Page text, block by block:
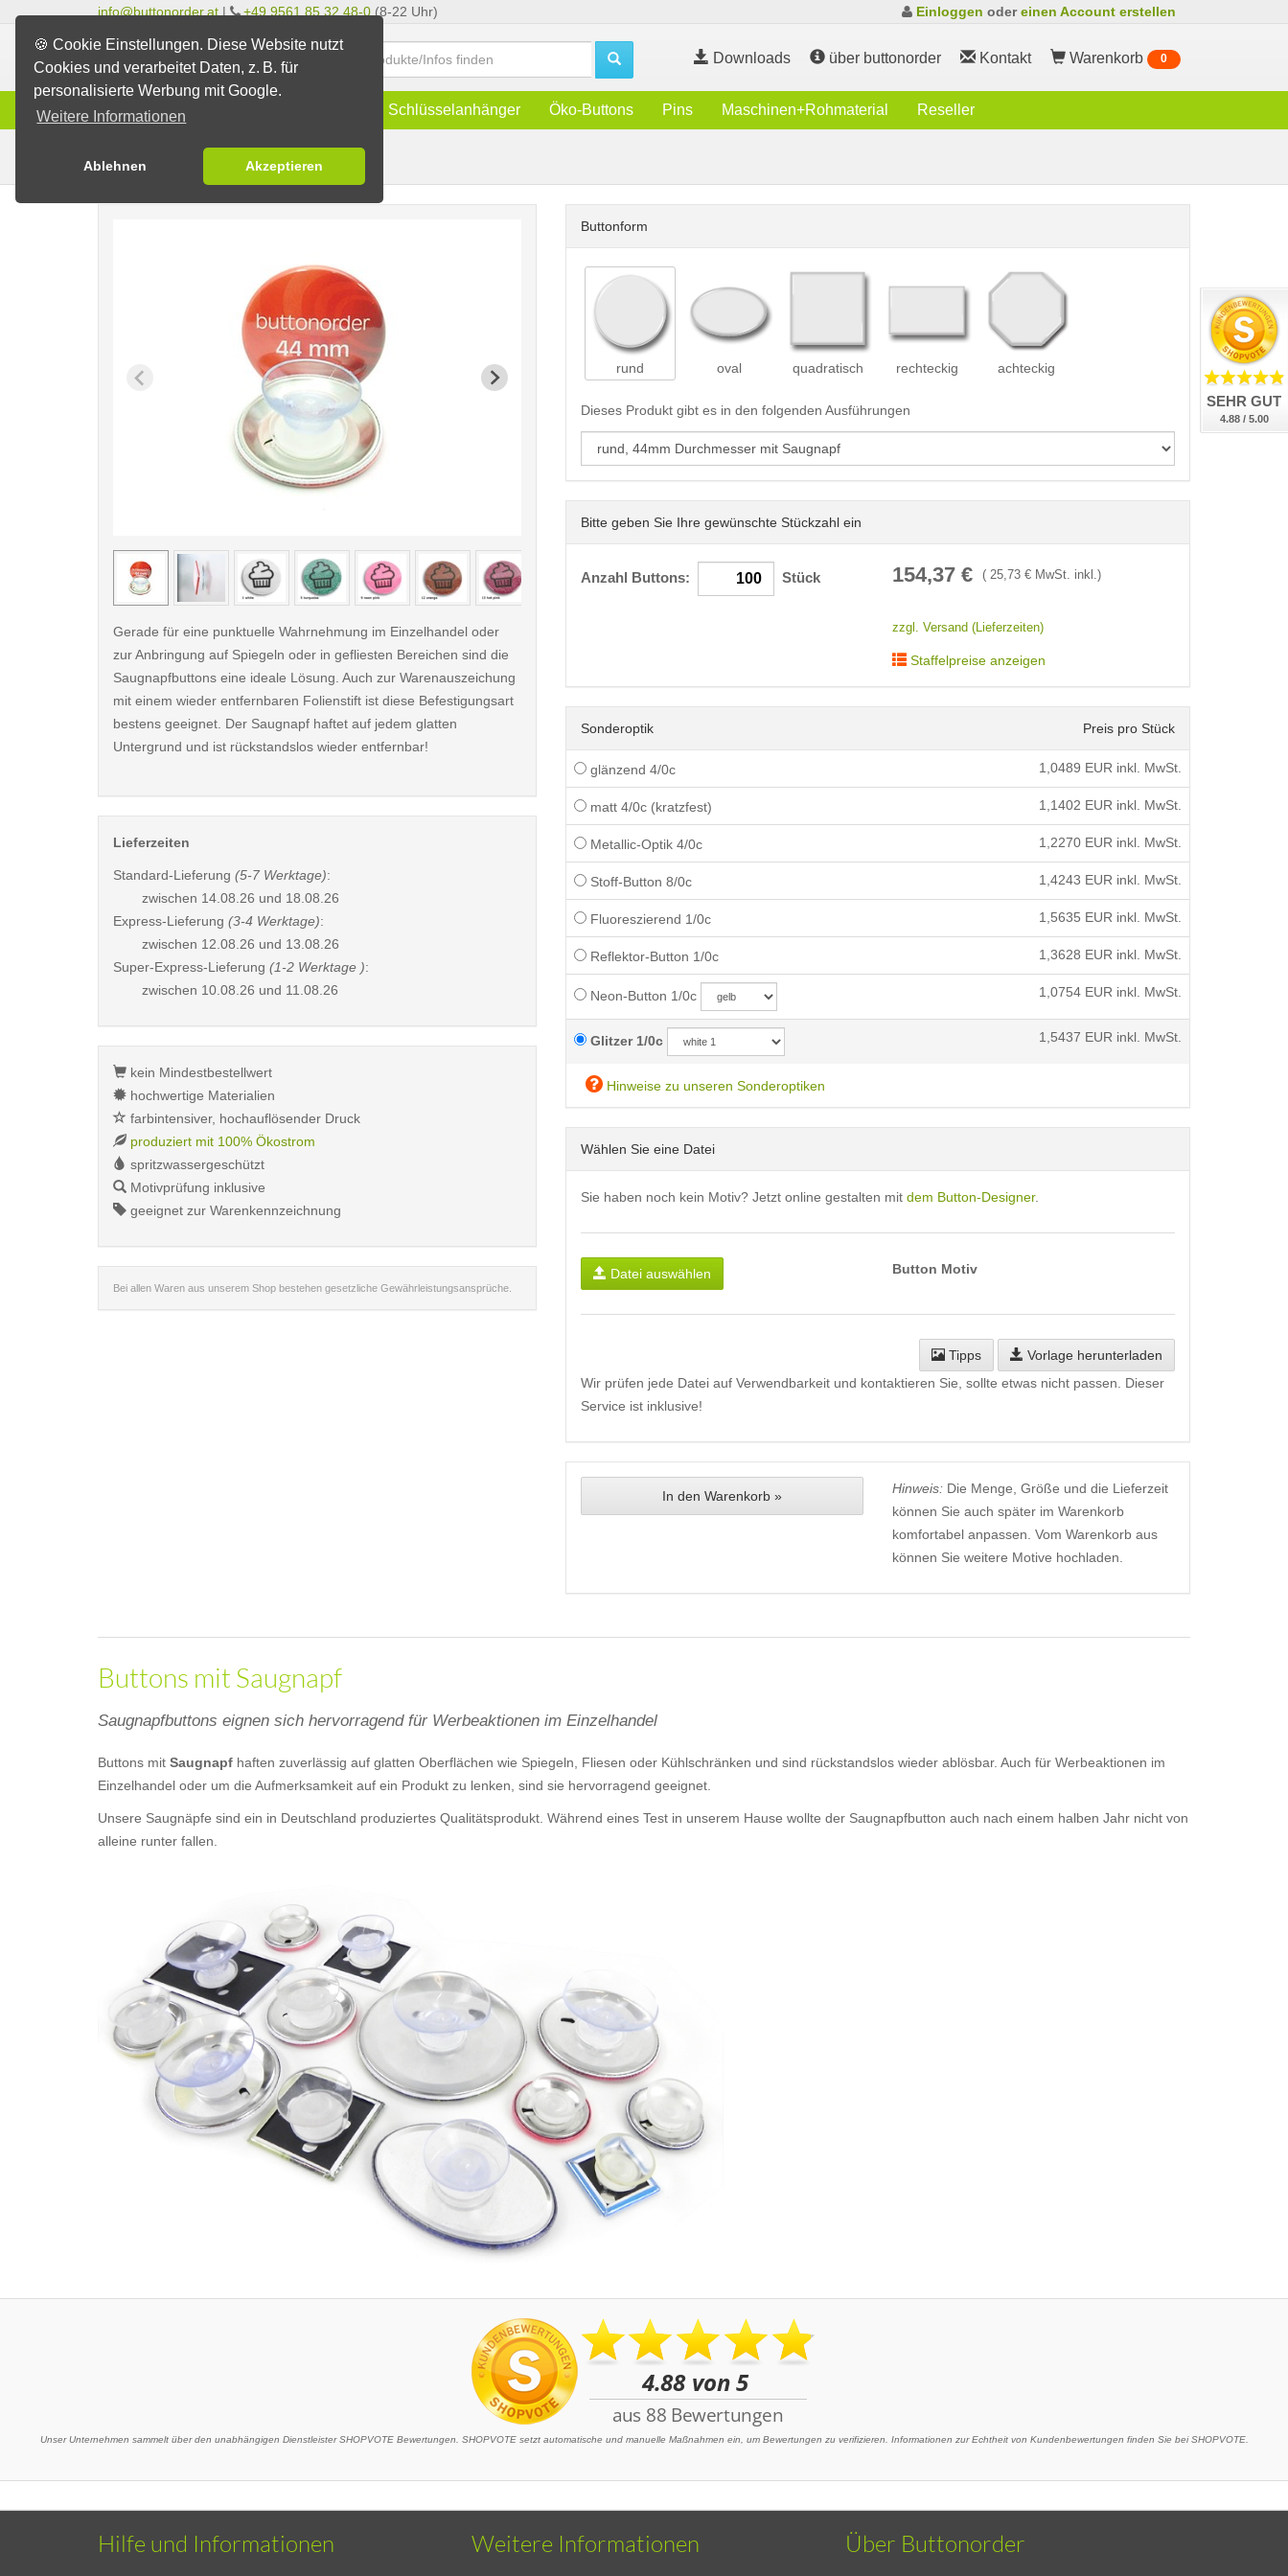
🍪 Cookie Einstellungen. Diese Website nutzt
Cookies und verarbeitet Daten, z. B. für
personalisierte Werbung mit Google.
Weitere Informationen
Ablehnen Akzeptieren
info@buttonorder.at | +49 9561 85 32 48-0 (8-22 Uhr) Einloggen odereinen Account erstellen
Downloads über buttonorder Kontakt Warenkorb 0
Infos Schlüsselanhänger Öko-Buttons Pins Maschinen+Rohmaterial Reseller
Buttons erstellen Buttons mit Saugnapf
Buttonform
rund oval quadratisch rechteckig achteckig
Dieses Produkt gibt es in den folgenden Ausführungen
Bitte geben Sie Ihre gewünschte Stückzahl ein
Anzahl Buttons: Stück 154,37€ ( 25,73€ MwSt. inkl.)
zzgl. Versand (Lieferzeiten)
Staffelpreise anzeigen
Sonderoptik Preis pro Stück
glänzend 4/0c 1,0489 EUR inkl. MwSt.
matt 4/0c (kratzfest) 1,1402 EUR inkl. MwSt.
Metallic-Optik 4/0c 1,2270 EUR inkl. MwSt.
Stoff-Button 8/0c 1,4243 EUR inkl. MwSt.
Fluoreszierend 1/0c 1,5635 EUR inkl. MwSt.
Reflektor-Button 1/0c 1,3628 EUR inkl. MwSt.
Neon-Button 1/0c 1,0754 EUR inkl. MwSt.
Glitzer 1/0c 1,5437 EUR inkl. MwSt.
Hinweise zu unseren Sonderoptiken
Wählen Sie eine Datei
Sie haben noch kein Motiv? Jetzt online gestalten mit dem Button-Designer.
Datei auswählen Button Motiv
Tipps
Vorlage herunterladen
Wir prüfen jede Datei auf Verwendbarkeit und kontaktieren Sie, sollte etwas nicht passen. Dieser
Service ist inklusive!
In den Warenkorb » Hinweis:Die Menge, Größe und die Lieferzeit
können Sie auch später im Warenkorb
komfortabel anpassen. Vom Warenkorb aus
können Sie weitere Motive hochladen.
< /picture> < /picture> < /picture>
Gerade für eine punktuelle Wahrnehmung im Einzelhandel oder
zur Anbringung auf Spiegeln oder in gefliesten Bereichen sind die
Saugnapfbuttons eine ideale Lösung. Auch zur Warenauszeichung
mit einem wieder entfernbaren Folienstift ist diese Befestigungsart
bestens geeignet. Der Saugnapf haftet auf jedem glatten
Untergrund und ist rückstandslos wieder entfernbar!
Lieferzeiten
Standard-Lieferung (5-7 Werktage):
zwischen 14.08.26 und 18.08.26
Express-Lieferung (3-4 Werktage):
zwischen 12.08.26 und 13.08.26
Super-Express-Lieferung (1-2 Werktage ):
zwischen 10.08.26 und 11.08.26
kein Mindestbestellwert
hochwertige Materialien
farbintensiver, hochauflösender Druck
produziert mit 100% Ökostrom
spritzwassergeschützt
Motivprüfung inklusive
geeignet zur Warenkennzeichnung
Bei allen Waren aus unserem Shop bestehen gesetzliche Gewährleistungsansprüche.
Buttons mit Saugnapf
Saugnapfbuttons eignen sich hervorragend für Werbeaktionen im Einzelhandel
Buttons mit Saugnapf haften zuverlässig auf glatten Oberflächen wie Spiegeln, Fliesen oder Kühlschränken und sind rückstandslos wieder ablösbar. Auch für Werbeaktionen im
Einzelhandel oder um die Aufmerksamkeit auf ein Produkt zu lenken, sind sie hervorragend geeignet.
Unsere Saugnäpfe sind ein in Deutschland produziertes Qualitätsprodukt. Während eines Test in unserem Hause wollte der Saugnapfbutton auch nach einem halben Jahr nicht von
alleine runter fallen.
Unser Unternehmen sammelt über den unabhängigen Dienstleister SHOPVOTE Bewertungen. SHOPVOTE setzt automatische und manuelle Maßnahmen ein, um Bewertungen zu verifizieren. Informationen zur Echtheit von Kundenbewertungen finden Sie bei SHOPVOTE.
Hilfe und Informationen Weitere Informationen Über Buttonorder
SEHR GUT
4.88 / 5.00